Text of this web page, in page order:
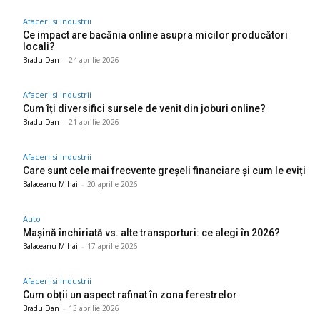
Afaceri si Industrii
Ce impact are bacănia online asupra micilor producători
locali?
Bradu Dan - 24 aprilie 2026
Afaceri si Industrii
Cum îți diversifici sursele de venit din joburi online?
Bradu Dan - 21 aprilie 2026
Afaceri si Industrii
Care sunt cele mai frecvente greșeli financiare și cum le eviți
Balaceanu Mihai - 20 aprilie 2026
Auto
Mașină închiriată vs. alte transporturi: ce alegi în 2026?
Balaceanu Mihai - 17 aprilie 2026
Afaceri si Industrii
Cum obții un aspect rafinat în zona ferestrelor
Bradu Dan - 13 aprilie 2026